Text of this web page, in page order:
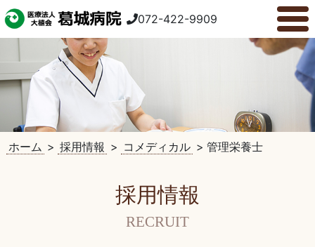
072-422-9909
ホーム > 採用情報 > コメディカル > 管理栄養士
採用情報
RECRUIT